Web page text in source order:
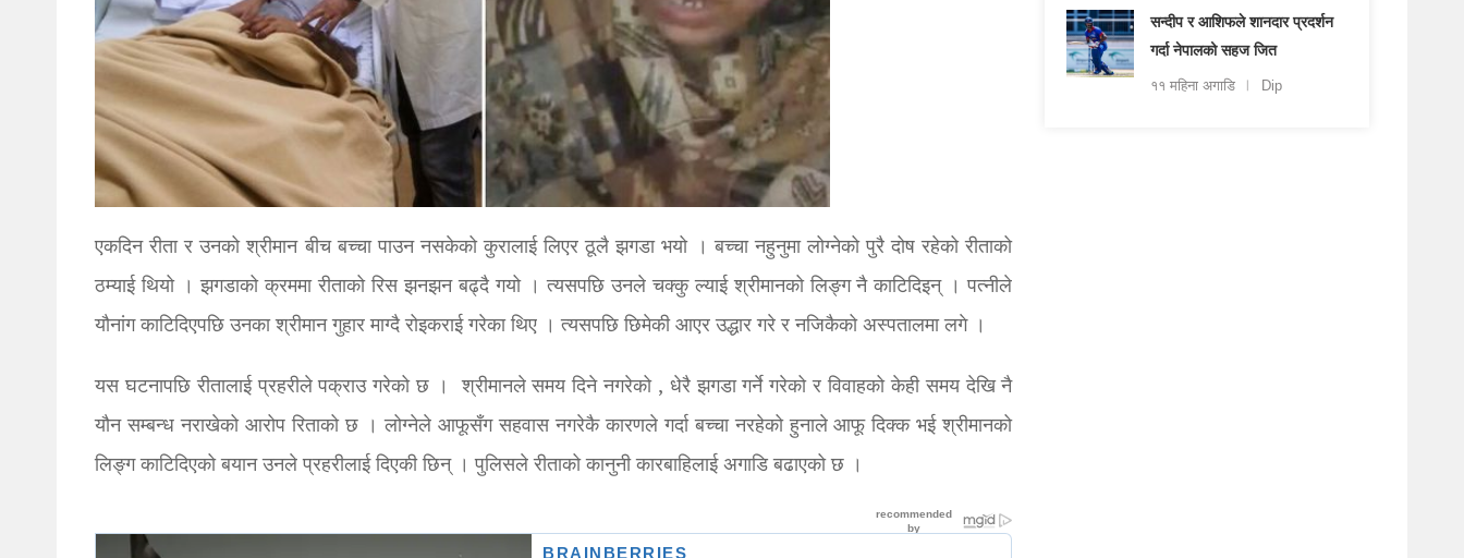
एकदिन रीता र उनको श्रीमान बीच बच्चा पाउन नसकेको कुरालाई लिएर ठूलै झगडा भयो । बच्चा नहुनुमा लोग्नेको पुरै दोष रहेको रीताको
ठम्याई थियो । झगडाको क्रममा रीताको रिस झनझन बढ्दै गयो । त्यसपछि उनले चक्कु ल्याई श्रीमानको लिङ्ग नै काटिदिइन् । पत्नीले
यौनांग काटिदिएपछि उनका श्रीमान गुहार माग्दै रोइकराई गरेका थिए । त्यसपछि छिमेकी आएर उद्धार गरे र नजिकैको अस्पतालमा लगे ।
यस घटनापछि रीतालाई प्रहरीले पक्राउ गरेको छ । श्रीमानले समय दिने नगरेको , धेरै झगडा गर्ने गरेको र विवाहको केही समय देखि नै
यौन सम्बन्ध नराखेको आरोप रिताको छ । लोग्नेले आफूसँग सहवास नगरेकै कारणले गर्दा बच्चा नरहेको हुनाले आफू दिक्क भई श्रीमानको
लिङ्ग काटिदिएको बयान उनले प्रहरीलाई दिएकी छिन् । पुलिसले रीताको कानुनी कारबाहिलाई अगाडि बढाएको छ ।
सन्दीप र आशिफले शानदार प्रदर्शन
गर्दा नेपालको सहज जित
११ महिना अगाडि Dip